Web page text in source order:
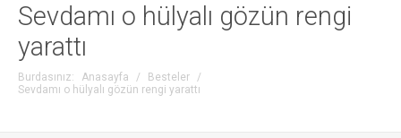
Sevdamı o hülyalı gözün rengi
yarattı
Burdasınız: Anasayfa / Besteler
/
Sevdamı o hülyalı gözün rengi yarattı